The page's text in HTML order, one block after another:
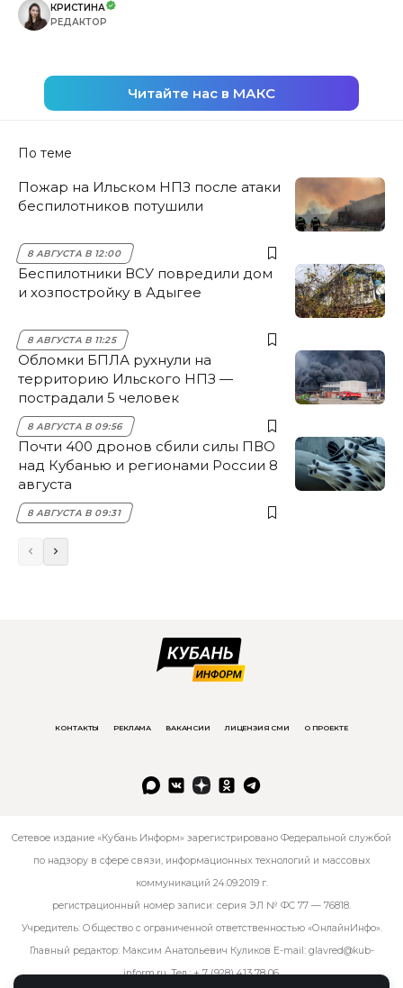
КРИСТИНА
РЕДАКТОР
Читайте нас в МАКС
По теме
Пожар на Ильском НПЗ после атаки
беспилотников потушили
8 АВГУСТА В 12:00
Беспилотники ВСУ повредили дом
и хозпостройку в Адыгее
8 АВГУСТА В 11:25
Обломки БПЛА рухнули на
территорию Ильского НПЗ —
пострадали 5 человек
8 АВГУСТА В 09:56
Почти 400 дронов сбили силы ПВО
над Кубанью и регионами России 8
августа
8 АВГУСТА В 09:31
КОНТАКТЫ РЕКЛАМА ВАКАНСИИ ЛИЦЕНЗИЯ СМИ О ПРОЕКТЕ
Сетевое издание «Кубань Информ» зарегистрировано Федеральной службой
по надзору в сфере связи, информационных технологий и массовых
коммуникаций 24.09.2019 г.
регистрационный номер записи: серия ЭЛ № ФС 77 — 76818.
Учредитель: Общество с ограниченной ответственностью «ОнлайнИнфо».
Главный редактор: Максим Анатольевич Куликов E-mail: glavred@kub-
inform.ru. Тел.:+ 7 (928) 413 78 06.